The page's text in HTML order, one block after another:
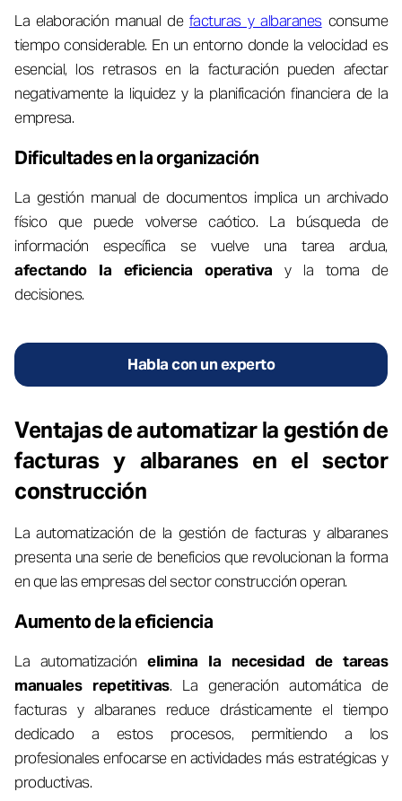
La elaboración manual de facturas y albaranesconsume
tiempo considerable. En un entorno donde la velocidad es
esencial, los retrasos en la facturación pueden afectar
negativamente la liquidez y la planificación financiera de la
empresa.
Dificultades en la organización
La gestión manual de documentos implica un archivado
físico que puede volverse caótico. La búsqueda de
información específica se vuelve una tarea ardua,
afectando la eficiencia operativa y la toma de
decisiones.
Habla con un experto
Ventajas de automatizar la gestión de
facturas y albaranes en el sector
construcción
La automatización de la gestión de facturas y albaranes
presenta una serie de beneficios que revolucionan la forma
en que las empresas del sector construcción operan.
Aumento de la eficiencia
La automatización elimina la necesidad de tareas
manuales repetitivas. La generación automática de
facturas y albaranes reduce drásticamente el tiempo
dedicado a estos procesos, permitiendo a los
profesionales enfocarse en actividades más estratégicas y
productivas.